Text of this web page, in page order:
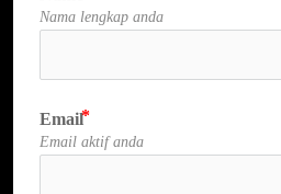
Nama lengkap anda
Email
Email aktif anda